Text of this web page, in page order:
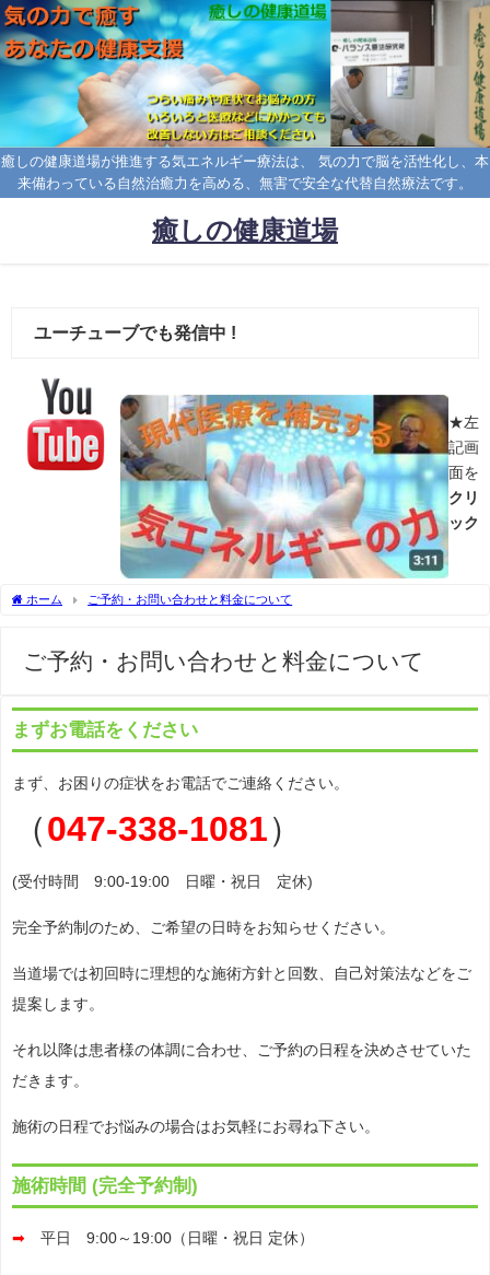
癒しの健康道場が推進する気エネルギー療法は、 気の力で脳を活性化し、本
来備わっている自然治癒力を高める、無害で安全な代替自然療法です。
癒しの健康道場
ユーチューブでも発信中 !
★左
記画
面を
クリ
ック
ホーム ご予約・お問い合わせと料金について
ご予約・お問い合わせと料金について
まずお電話をください
まず、お困りの症状をお電話でご連絡ください。
（047-338-1081）
(受付時間 9:00-19:00 日曜・祝日 定休)
完全予約制のため、ご希望の日時をお知らせください。
当道場では初回時に理想的な施術方針と回数、自己対策法などをご
提案します。
それ以降は患者様の体調に合わせ、ご予約の日程を決めさせていた
だきます。
施術の日程でお悩みの場合はお気軽にお尋ね下さい。
施術時間 (完全予約制)
➡ 平日 9:00～19:00（日曜・祝日 定休）